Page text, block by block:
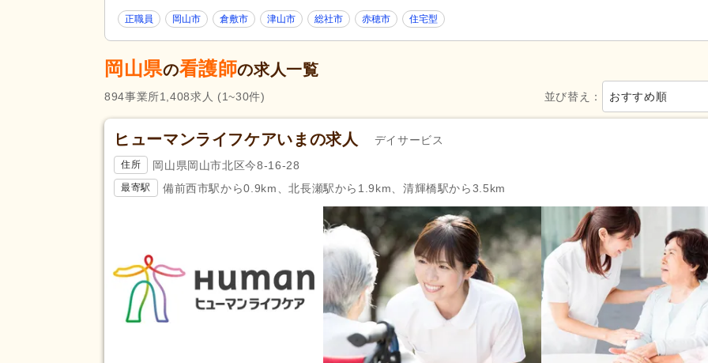
応募条件・こ
だわり
ネイル可 (10) Web面接可
掲載14日以内(121)
スピード対応
勤務形態
夜勤のみ可 (31) 午前のみ可
時短勤務相談可(87)
週3日から可(115) 週4日から可 (50)
応募資格
介護支援専門員（ケアマネジャー）
(3)
保健師 (3)
看護師 (1,398) 自動車免許 (430)
完全週休2日(323) 週休2日(360) 4週8休
土曜休み (30)
年間休日110日以上 (242) 年間休日120日以上(73)
正職員 岡山市 倉敷市 津山市 総社市 赤穂市 住宅型
岡山県の看護師の求人一覧
並び替え： おすすめ順
894事業所1,408求人 (1~30件)
ヒューマンライフケアいまの求人 デイサービス
住所 岡山県岡山市北区今8-16-28
最寄駅 備前西市駅から0.9km、北長瀬駅から1.9km、清輝橋駅から3.5km